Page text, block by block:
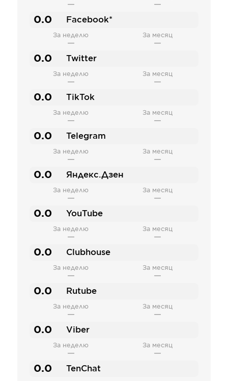
— —
0.0 Facebook*
За неделю
—
За месяц
—
0.0 Twitter
За неделю
—
За месяц
—
0.0 TikTok
За неделю
—
За месяц
—
0.0 Telegram
За неделю
—
За месяц
—
0.0 Яндекс.Дзен
За неделю
—
За месяц
—
0.0 YouTube
За неделю
—
За месяц
—
0.0 Clubhouse
За неделю
—
За месяц
—
0.0 Rutube
За неделю
—
За месяц
—
0.0 Viber
За неделю
—
За месяц
—
0.0 TenChat